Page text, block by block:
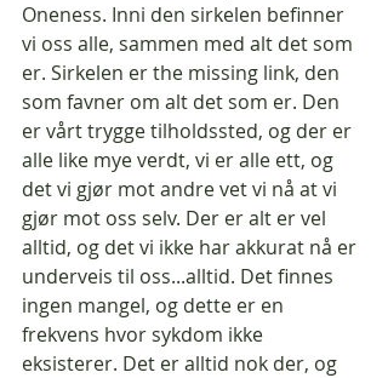
Oneness. Inni den sirkelen befinner
vi oss alle, sammen med alt det som
er. Sirkelen er the missing link, den
som favner om alt det som er. Den
er vårt trygge tilholdssted, og der er
alle like mye verdt, vi er alle ett, og
det vi gjør mot andre vet vi nå at vi
gjør mot oss selv. Der er alt er vel
alltid, og det vi ikke har akkurat nå er
underveis til oss...alltid. Det finnes
ingen mangel, og dette er en
frekvens hvor sykdom ikke
eksisterer. Det er alltid nok der, og